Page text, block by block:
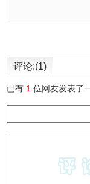
评论:(1)
已有 1 位网友发表了